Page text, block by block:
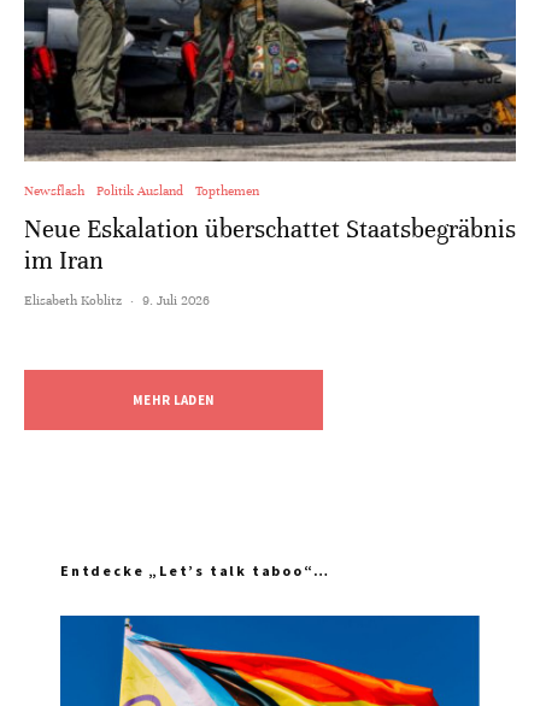
Newsflash Politik Ausland Topthemen
Neue Eskalation überschattet Staatsbegräbnis
im Iran
Elisabeth Koblitz · 9. Juli 2026
MEHR LADEN
Entdecke „Let’s talk taboo“…